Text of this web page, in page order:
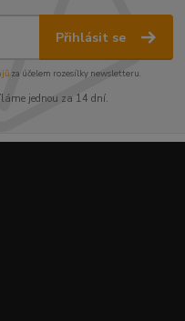
Přihlásit se
za účelem rozesílky newsletteru.
jednou za 14 dní.